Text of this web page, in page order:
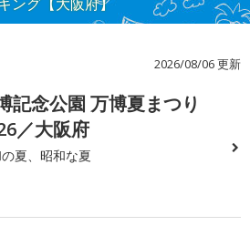
2026/08/06 更新
記念公園 万博夏まつり
／大阪府
夏、昭和な夏